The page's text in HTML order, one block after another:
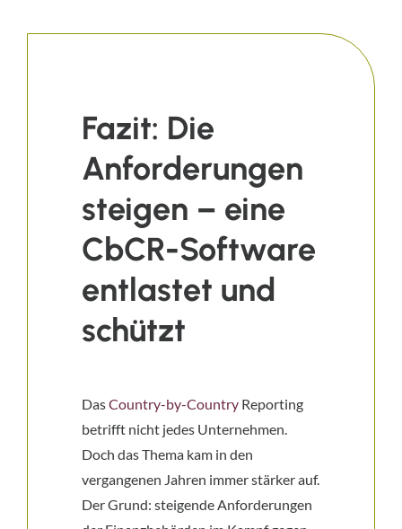
Fazit: Die
Anforderungen
steigen – eine
CbCR-Software
entlastet und
schützt
DasCountry-by-CountryReporting
betrifft nicht jedes Unternehmen.
Doch das Thema kam in den
vergangenen Jahren immer stärker auf.
Der Grund: steigende Anforderungen